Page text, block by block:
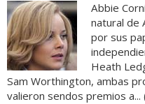
Abbie
natural de
por sus
Heath
Sam Worthington, ambas
valieron sendos premios a...